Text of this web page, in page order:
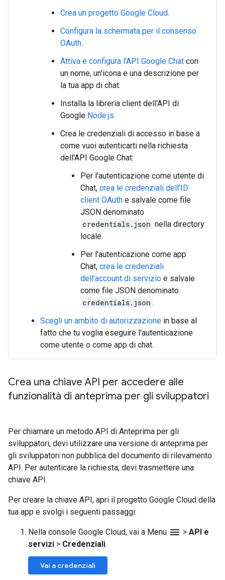
Crea un progetto Google Cloud.
Configura la schermata per il consenso
OAuth.
Attiva e configura l'API Google Chat con
un nome, un'icona e una descrizione per
la tua app di chat.
Installa la libreria client dell'API di
Google Node.js.
Crea le credenziali di accesso in base a
come vuoi autenticarti nella richiesta
dell'API Google Chat:
Per l'autenticazione come utente di
Chat, crea le credenziali dell'ID
client OAuth e salvale come file
JSON denominato
credentials.json nella directory
locale.
Per l'autenticazione come app
Chat, crea le credenziali
dell'account di servizio e salvale
come file JSON denominato
credentials.json .
Scegli un ambito di autorizzazione in base al
fatto che tu voglia eseguire l'autenticazione
come utente o come app di chat.
Crea una chiave API per accedere alle
funzionalità di anteprima per gli sviluppatori
Per chiamare un metodo API di Anteprima per gli
sviluppatori, devi utilizzare una versione di anteprima per
gli sviluppatori non pubblica del documento di rilevamento
API. Per autenticare la richiesta, devi trasmettere una
chiave API.
Per creare la chiave API, apri il progetto Google Cloud della
tua app e svolgi i seguenti passaggi:
Nella console Google Cloud, vai a Menu menu > API e
servizi > Credenziali.
Vai a credenziali